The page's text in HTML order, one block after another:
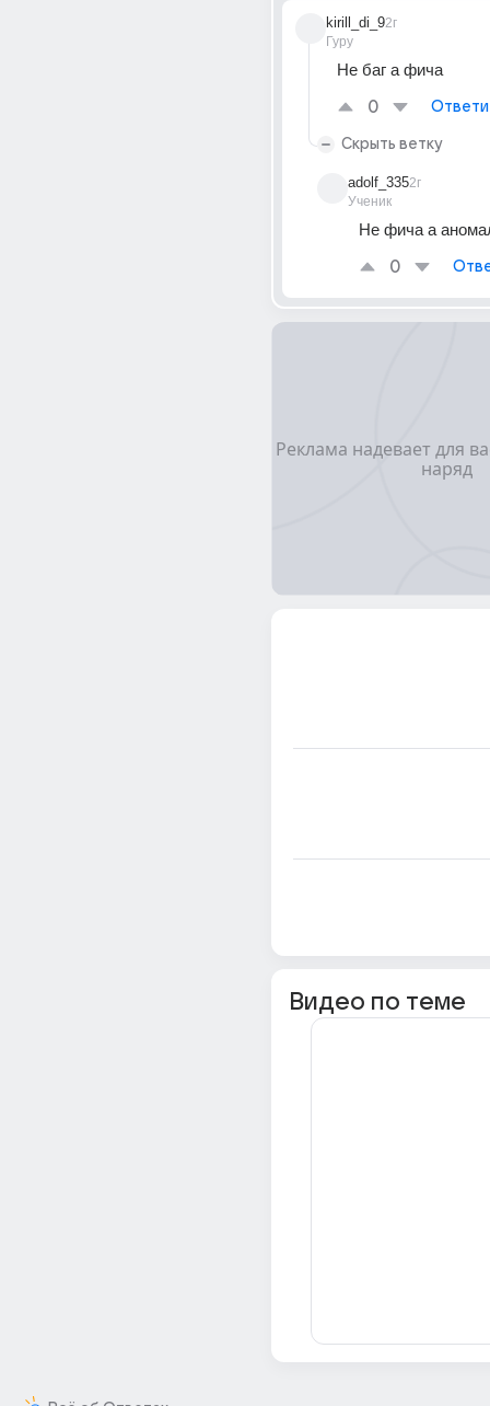
kirill_di_9
Гуру
2г
Не баг а фича
0
Скрыть ветку
adolf_335
Ученик
2г
Не фича а
0
Видео по теме